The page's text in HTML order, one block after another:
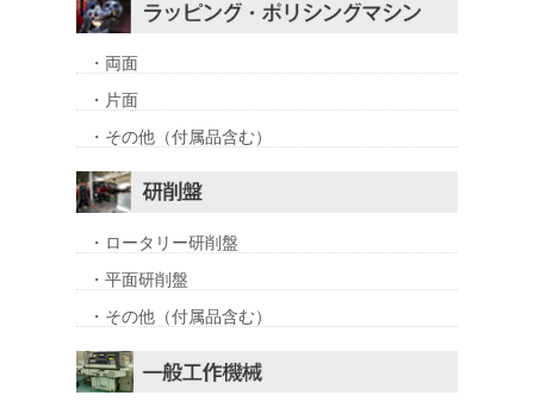
・両面
・片面
・その他（付属品含む）
・ロータリー研削盤
・平面研削盤
・その他（付属品含む）